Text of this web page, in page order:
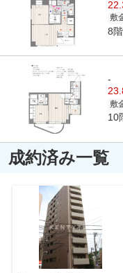
敷
8
-
敷
10
成約済み一覧